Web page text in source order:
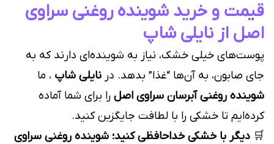
قیمت و خرید شوینده روغنی سراوی
اصل از نایلی شاپ
پوست‌های خیلی خشک، نیاز به شوینده‌ای دارند که به
جای صابون، به آن‌ها “غذا” بدهد. در نایلی شاپ ، ما
شوینده روغنی آبرسان سراوی اصل را برای شما آماده
کرده‌ایم تا خشکی را با لطافت جایگزین کنید.
🛒 دیگر با خشکی خداحافظی کنید؛ شوینده روغنی سراوی